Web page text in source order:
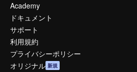
Academy
ドキュメント
サポート
利用規約
プライバシーポリシー
オリジナル 新規